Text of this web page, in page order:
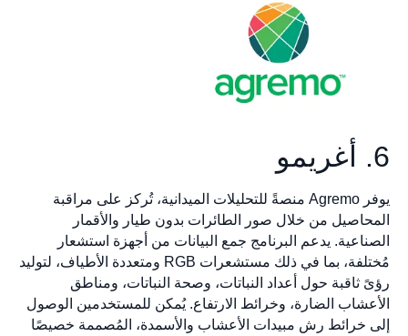
6. أغريمو
يوفر Agremo منصةً للتحليلات الميدانية، تُركز على مراقبة
المحاصيل من خلال صور الطائرات بدون طيار والأقمار
الصناعية. يدعم البرنامج جمع البيانات من أجهزة استشعار
مُختلفة، بما في ذلك مستشعرات RGB ومتعددة الأطياف، لتوليد
رؤىً ثاقبة حول أعداد النباتات، وصحة النباتات، ومناطق
الأعشاب الضارة، وخرائط الارتفاع. يُمكن للمستخدمين الوصول
إلى خرائط رش مبيدات الأعشاب والأسمدة، المُصممة خصيصًا